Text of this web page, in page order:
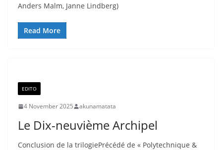
Anders Malm, Janne Lindberg)
Read More
EDITO
4 November 2025 akunamatata
Le Dix-neuvième Archipel
Conclusion de la trilogiePrécédé de « Polytechnique &